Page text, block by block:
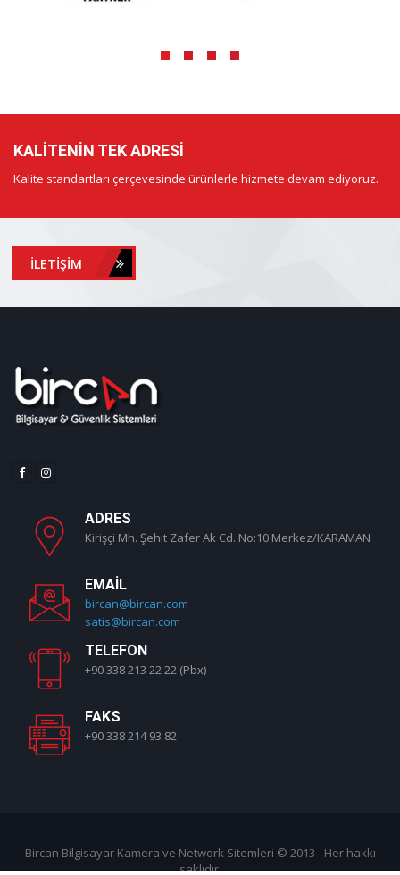
KALITENIN TEK ADRESI
Kalite standartları çerçevesinde ürünlerle hizmete devam ediyoruz.
İLETIŞIM
ADRES
Kirişçi Mh. Şehit Zafer Ak Cd. No:10 Merkez/KARAMAN
EMAIL
bircan@bircan.com
satis@bircan.com
TELEFON
+90 338 213 22 22 (Pbx)
FAKS
+90 338 214 93 82
Bircan Bilgisayar Kamera ve Network Sitemleri © 2013 - Her hakkı
saklıdır.